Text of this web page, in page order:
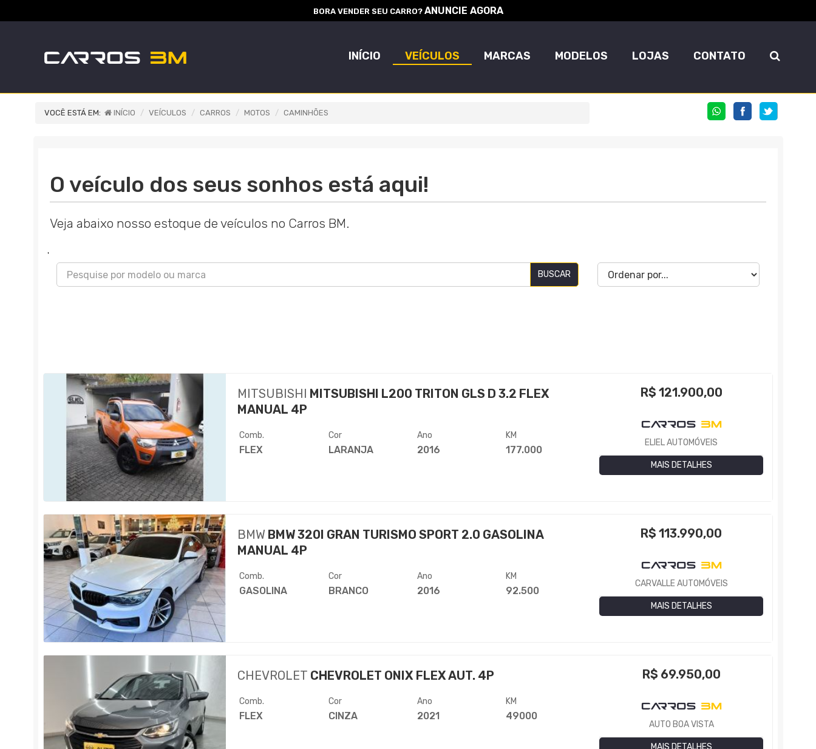
BORA VENDER SEU CARRO? ANUNCIE AGORA
INÍCIO VEÍCULOS MARCAS MODELOS LOJAS CONTATO
VOCÊ ESTÁ EM: INÍCIO VEÍCULOS CARROS MOTOS CAMINHÕES
O veículo dos seus sonhos está aqui!
Veja abaixo nosso estoque de veículos no Carros BM.
'
BUSCAR
MITSUBISHI MITSUBISHI L200 TRITON GLS D 3.2 FLEX
MANUAL 4P
Comb.
FLEX
Cor
LARANJA
Ano
2016
KM
177.000
R$ 121.900,00
ELIEL AUTOMÓVEIS
MAIS DETALHES
BMW BMW 320I GRAN TURISMO SPORT 2.0 GASOLINA
MANUAL 4P
Comb.
GASOLINA
Cor
BRANCO
Ano
2016
KM
92.500
R$113.990,00
CARVALLE AUTOMÓVEIS
MAIS DETALHES
CHEVROLET CHEVROLET ONIX FLEX AUT. 4P
Comb.
FLEX
Cor
CINZA
Ano
2021
KM
49000
R$ 69.950,00
AUTO BOA VISTA